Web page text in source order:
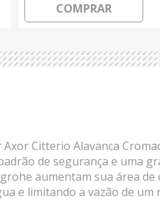
COMPRAR
Citterio Alavanca
de segurança e uma
aumentam sua área
e limitando a vazão de